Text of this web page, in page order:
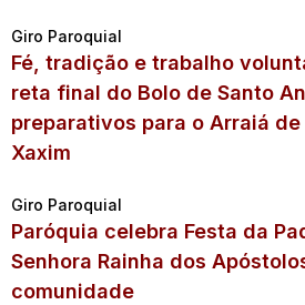
Giro Paroquial
Fé, tradição e trabalho
reta final do Bolo de Santo
preparativos para o Arraiá de
Xaxim
Giro Paroquial
Paróquia celebra Festa da
Senhora Rainha dos
comunidade